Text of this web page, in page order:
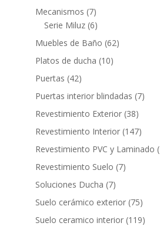
Mecanismos 77
productos
Serie Miluz 66
productos
Muebles de Baño 6262
Platos de ducha 1010
Puertas 4242
productos
Puertas interior blindadas 77
Revestimiento Exterior 3838
Revestimiento Interior 147147
Revestimiento PVC y Laminado
Revestimiento Suelo 77
Soluciones Ducha 77
productos
Suelo cerámico exterior 7575
Suelo ceramico interior 119119